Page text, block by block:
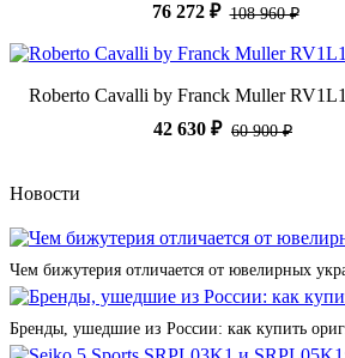
76 272 ₽ 108 960 ₽
Roberto Cavalli by Franck Muller
42 630 ₽ 60 900 ₽
Новости
Чем бижутерия отличается от ювелирных
Бренды, ушедшие из России: как купить